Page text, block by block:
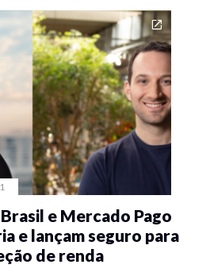
e Mercado Pago
e lançam seguro para
de renda